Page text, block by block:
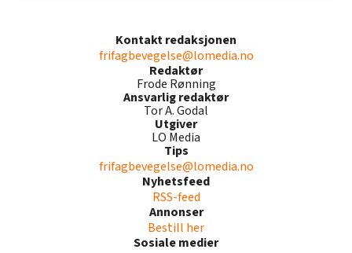
Kontakt redaksjonen
frifagbevegelse@lomedia.no
Redaktør
Frode Rønning
Ansvarlig redaktør
Tor A. Godal
Utgiver
LO Media
Tips
frifagbevegelse@lomedia.no
Nyhetsfeed
RSS-feed
Annonser
Bestill her
Sosiale medier